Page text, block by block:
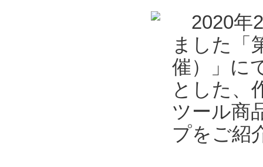
2020年2
ました「
催）」に
とした、
ツール商
プをご紹